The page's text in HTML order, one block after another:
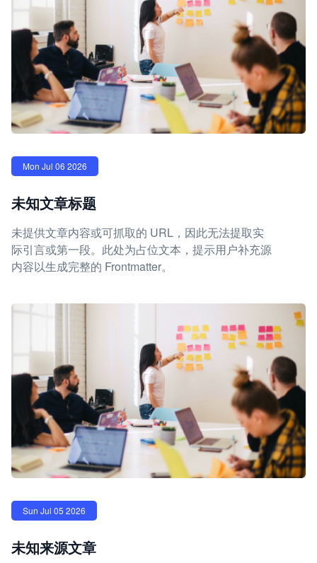
Mon Jul 06 2026
未知文章标题
未提供文章内容或可抓取的 URL，因此无法提取实
际引言或第一段。此处为占位文本，提示用户补充源
内容以生成完整的 Frontmatter。
Sun Jul 05 2026
未知来源文章